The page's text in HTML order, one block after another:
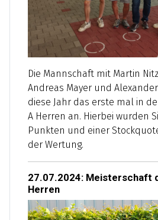
Die Mannschaft mit Martin
Andreas Mayer und
diese Jahr das erste mal in
A Herren an. Hierbei wurden
Punkten und einer
der Wertung.
27.07.2024: Meisterschaft
Herren